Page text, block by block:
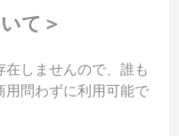
て＞
在しませんので、誰も
問わずに利用可能で